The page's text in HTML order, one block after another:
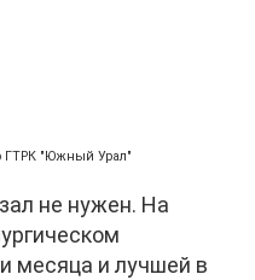
ГТРК "Южный Урал"
не нужен. На
месяца и лучшей в